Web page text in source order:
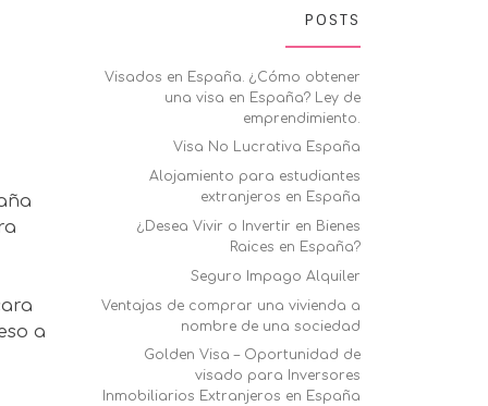
a
POSTS
Visados en España. ¿Cómo obtener
una visa en España? Ley de
emprendimiento.
Visa No Lucrativa España
Alojamiento para estudiantes
extranjeros en España
¿Desea Vivir o Invertir en Bienes
Raices en España?
Seguro Impago Alquiler
Ventajas de comprar una vivienda a
nombre de una sociedad
Golden Visa – Oportunidad de
visado para Inversores
Inmobiliarios Extranjeros en España